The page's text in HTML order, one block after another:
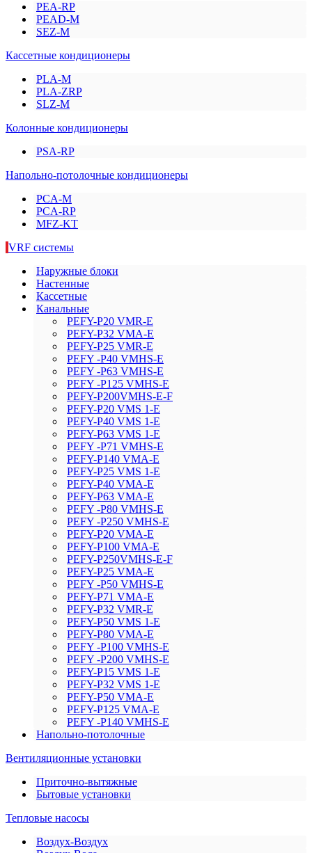
PEA-RP
PEAD-M
SEZ-M
Кассетные кондиционеры
PLA-M
PLA-ZRP
SLZ-M
Колонные кондиционеры
PSA-RP
Напольно-потолочные кондиционеры
PCA-M
PCA-RP
MFZ-KT
VRF системы
Наружные блоки
Настенные
Кассетные
Канальные
PEFY-P20 VMR-E
PEFY-P32 VMA-E
PEFY-P25 VMR-E
PEFY -P40 VMHS-E
PEFY -P63 VMHS-E
PEFY -P125 VMHS-E
PEFY-P200VMHS-E-F
PEFY-P20 VMS 1-E
PEFY-P40 VMS 1-E
PEFY-P63 VMS 1-E
PEFY -P71 VMHS-E
PEFY-P140 VMA-E
PEFY-P25 VMS 1-E
PEFY-P40 VMA-E
PEFY-P63 VMA-E
PEFY -P80 VMHS-E
PEFY -P250 VMHS-E
PEFY-P20 VMA-E
PEFY-P100 VMA-E
PEFY-P250VMHS-E-F
PEFY-P25 VMA-E
PEFY -P50 VMHS-E
PEFY-P71 VMA-E
PEFY-P32 VMR-E
PEFY-P50 VMS 1-E
PEFY-P80 VMA-E
PEFY -P100 VMHS-E
PEFY -P200 VMHS-E
PEFY-P15 VMS 1-E
PEFY-P32 VMS 1-E
PEFY-P50 VMA-E
PEFY-P125 VMA-E
PEFY -P140 VMHS-E
Напольно-потолочные
Вентиляционные установки
Приточно-вытяжные
Бытовые установки
Тепловые насосы
Воздух-Воздух